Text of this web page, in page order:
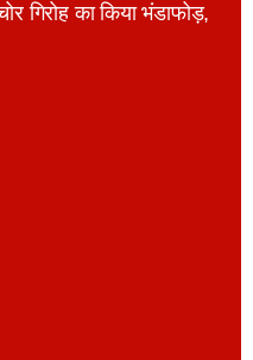
गिरोह का किया भंडाफोड़,